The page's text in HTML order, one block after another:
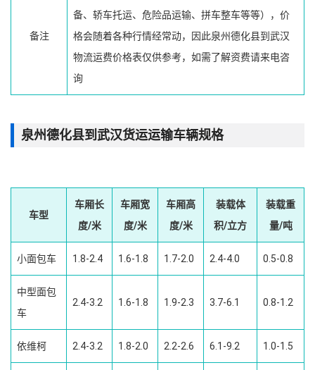
备注
备、轿车托运、危险品运输、拼车整车等等），价
格会随着各种行情经常动，因此泉州德化县到武汉
物流运费价格表仅供参考，如需了解资费请来电咨
询
泉州德化县到武汉货运运输车辆规格
车型
车厢长
度/米
车厢宽
度/米
车厢高
度/米
装载体
积/立方
装载重
量/吨
小面包车 1.8-2.4 1.6-1.8 1.7-2.0 2.4-4.0 0.5-0.8
中型面包
车
2.4-3.2 1.6-1.8 1.9-2.3 3.7-6.1 0.8-1.2
依维柯 2.4-3.2 1.8-2.0 2.2-2.6 6.1-9.2 1.0-1.5